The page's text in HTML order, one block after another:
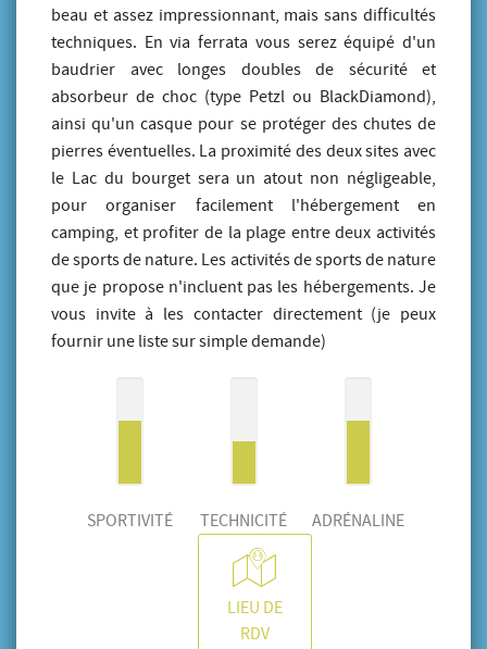
beau et assez impressionnant, mais sans difficultés
techniques. En via ferrata vous serez équipé d'un
baudrier avec longes doubles de sécurité et
absorbeur de choc (type Petzl ou BlackDiamond),
ainsi qu'un casque pour se protéger des chutes de
pierres éventuelles. La proximité des deux sites avec
le Lac du bourget sera un atout non négligeable,
pour organiser facilement l'hébergement en
camping, et profiter de la plage entre deux activités
de sports de nature. Les activités de sports de nature
que je propose n'incluent pas les hébergements. Je
vous invite à les contacter directement (je peux
fournir une liste sur simple demande)
SPORTIVITÉ TECHNICITÉ ADRÉNALINE
LIEU DE
RDV